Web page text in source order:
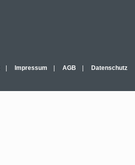
Impressum AGB Datenschutz